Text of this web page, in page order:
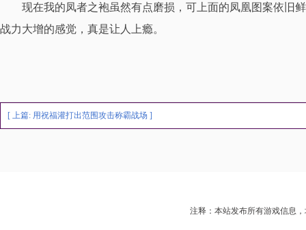
现在我的凤者之袍虽然有点磨损，可上面的凤凰图案依旧鲜
战力大增的感觉，真是让人上瘾。
[ 上篇: 用祝福灌打出范围攻击称霸战场 ]
注释：本站发布所有游戏信息